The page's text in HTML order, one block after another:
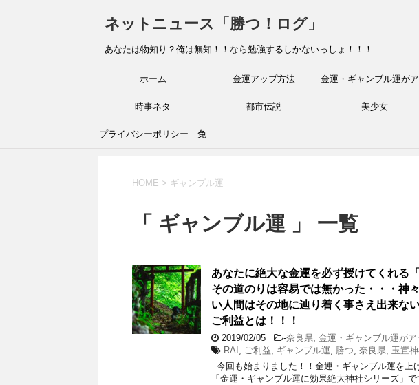
ネットニュース「勝つ！ログ」
あなたは物知り？俺は無知！！なら勉強するしかないっしょ！！！
ホーム 金運アップ方法 金運・ギャンブル運が
プする神社
時事ネタ 都市伝説 美少女
プライバシーポリシー 免
HOME > ギャンブル運
「 ギャンブル運 」 一覧
あなたに絶大な金運を必ず授けてくれる
その道のりは容易では無かった・・・神
い人間はその地に辿り着く事さえ出来な
ご利益とは！！！
2019/02/05 -奈良県, 金運・ギャンブル運が
RAI , ご利益, ギャンブル運, 勝つ, 奈良県, 玉置
今回も始まりました！！金運・ギャンブル運を上
「金運・ギャンブル運に効果絶大神社シリーズ」